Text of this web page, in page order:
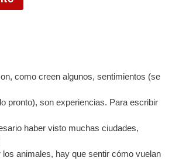
como creen algunos, sentimientos (se
pronto), son experiencias. Para escribir
haber visto muchas ciudades,
los animales, hay que sentir cómo vuelan